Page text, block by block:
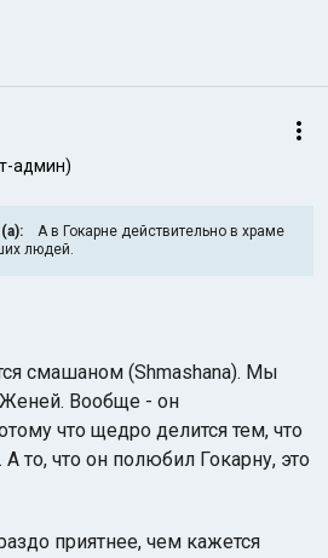
админ)
А в Гокарне действительно в храме
людей.
смашаном (Shmashana). Мы
Женей. Вообще - он
что щедро делится тем, что
то, что он полюбил Гокарну, это
приятнее, чем кажется